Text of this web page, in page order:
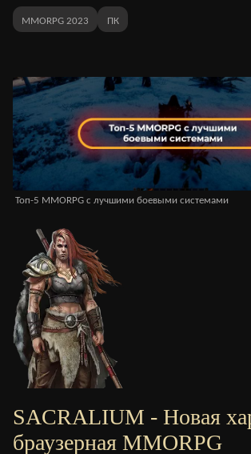
MMORPG 2023 ПК
Топ-5 MMORPG с лучшими боевыми системами
SACRALIUM - Новая
браузерная MMORPG